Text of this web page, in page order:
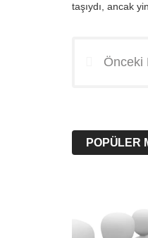
taşıydı, ancak
Önceki
POPÜLER